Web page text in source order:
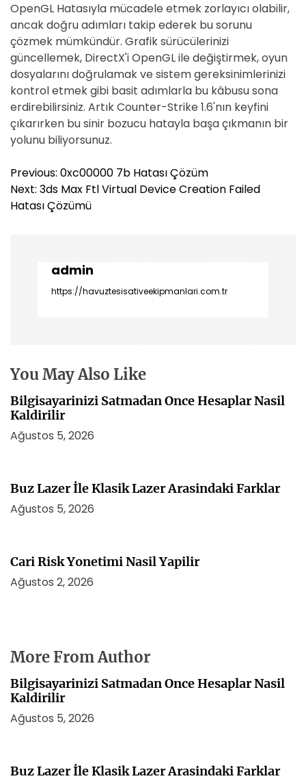
OpenGL Hatasıyla mücadele etmek zorlayıcı olabilir,
ancak doğru adımları takip ederek bu sorunu
çözmek mümkündür. Grafik sürücülerinizi
güncellemek, DirectX'i OpenGL ile değiştirmek, oyun
dosyalarını doğrulamak ve sistem gereksinimlerinizi
kontrol etmek gibi basit adımlarla bu kâbusu sona
erdirebilirsiniz. Artık Counter-Strike 1.6'nın keyfini
çıkarırken bu sinir bozucu hatayla başa çıkmanın bir
yolunu biliyorsunuz.
Y
a
z
g
e
z
i
n
m
e
i
Previous: 0xc00000 7b Hatası Çözüm
Next: 3ds Max Ftl Virtual Device Creation Failed
Hatası Çözümü
admin
https://havuztesisativeekipmanlari.com.tr
You May Also Like
Bilgisayarinizi Satmadan Once Hesaplar Nasil
Kaldirilir
Ağustos 5, 2026
Buz Lazer İle Klasik Lazer Arasindaki Farklar
Ağustos 5, 2026
Cari Risk Yonetimi Nasil Yapilir
Ağustos 2, 2026
More From Author
Bilgisayarinizi Satmadan Once Hesaplar Nasil
Kaldirilir
Ağustos 5, 2026
Buz Lazer İle Klasik Lazer Arasindaki Farklar